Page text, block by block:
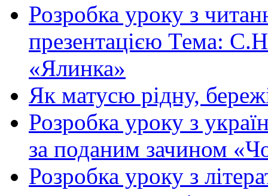
Розробка уроку з
презентацією Тема:
«Ялинка»
Як матусю рідну,
Розробка уроку з
за поданим зачином
Розробка уроку з